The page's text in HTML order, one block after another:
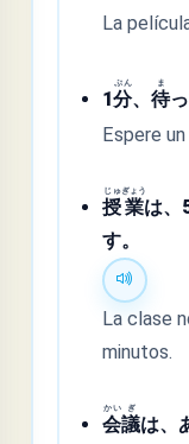
La
1分
ぷん
、待
ま
Espere
授
じゅ
業
ぎょう
は、
す。
La clase
minutos.
会
かい
議
ぎ
は、